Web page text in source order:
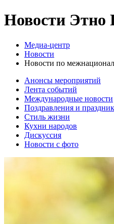
Новости Этно
Медиа-центр
Новости
Новости по
Анонсы мероприятий
Лента событий
Международные новости
Поздравления и
Cтиль жизни
Кухни народов
Дискуссия
Новости с фото